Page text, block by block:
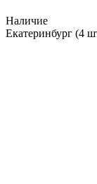
Наличие
Екатеринбург (4